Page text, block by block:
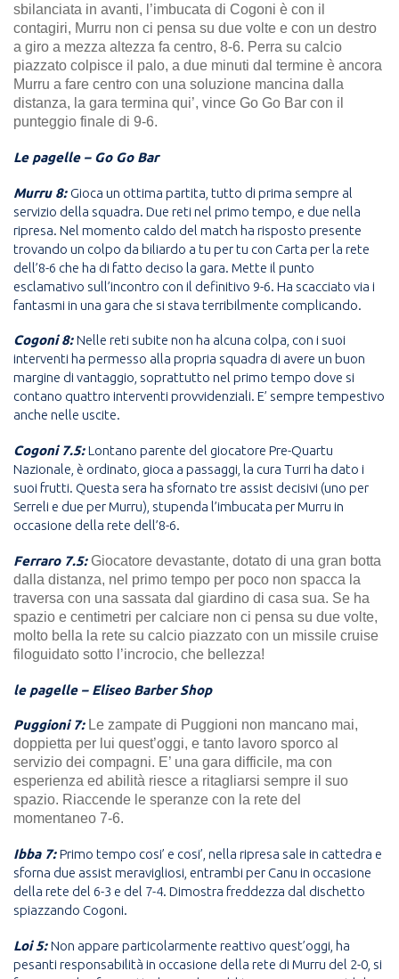
sbilanciata in avanti, l’imbucata di Cogoni è con il
contagiri, Murru non ci pensa su due volte e con un destro
a giro a mezza altezza fa centro, 8-6. Perra su calcio
piazzato colpisce il palo, a due minuti dal termine è ancora
Murru a fare centro con una soluzione mancina dalla
distanza, la gara termina qui’, vince Go Go Bar con il
punteggio finale di 9-6.
Le pagelle – Go Go Bar
Murru 8: Gioca un ottima partita, tutto di prima sempre al
servizio della squadra. Due reti nel primo tempo, e due nella
ripresa. Nel momento caldo del match ha risposto presente
trovando un colpo da biliardo a tu per tu con Carta per la rete
dell’8-6 che ha di fatto deciso la gara. Mette il punto
esclamativo sull’incontro con il definitivo 9-6. Ha scacciato via i
fantasmi in una gara che si stava terribilmente complicando.
Cogoni 8:Nelle reti subite non ha alcuna colpa, con i suoi
interventi ha permesso alla propria squadra di avere un buon
margine di vantaggio, soprattutto nel primo tempo dove si
contano quattro interventi provvidenziali. E’ sempre tempestivo
anche nelle uscite.
Cogoni 7.5:Lontano parente del giocatore Pre-Quartu
Nazionale, è ordinato, gioca a passaggi, la cura Turri ha dato i
suoi frutti. Questa sera ha sfornato tre assist decisivi (uno per
Serreli e due per Murru), stupenda l’imbucata per Murru in
occasione della rete dell’8-6.
Ferraro 7.5:Giocatore devastante, dotato di una gran botta
dalla distanza, nel primo tempo per poco non spacca la
traversa con una sassata dal giardino di casa sua. Se ha
spazio e centimetri per calciare non ci pensa su due volte,
molto bella la rete su calcio piazzato con un missile cruise
filoguidato sotto l’incrocio, che bellezza!
le pagelle – Eliseo Barber Shop
Puggioni 7: Le zampate di Puggioni non mancano mai,
doppietta per lui quest’oggi, e tanto lavoro sporco al
servizio dei compagni. E’ una gara difficile, ma con
esperienza ed abilità riesce a ritagliarsi sempre il suo
spazio. Riaccende le speranze con la rete del
momentaneo 7-6.
Ibba 7:Primo tempo cosi’ e cosi’, nella ripresa sale in cattedra e
sforna due assist meravigliosi, entrambi per Canu in occasione
della rete del 6-3 e del 7-4. Dimostra freddezza dal dischetto
spiazzando Cogoni.
Loi 5:Non appare particolarmente reattivo quest’oggi, ha
pesanti responsabilità in occasione della rete di Murru del 2-0, si